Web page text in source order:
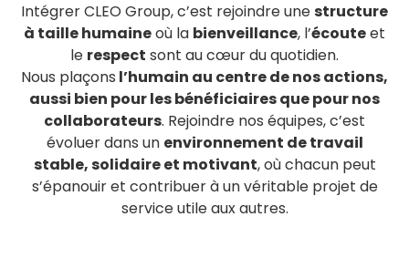
Intégrer CLEO Group, c’est rejoindre unestructure
à taille humaineoù la bienveillance, l’écouteet
le respect sont au cœur du quotidien.
Nous plaçons l’humain au centre de nos actions,
aussi bien pour les bénéficiaires que pour nos
collaborateurs. Rejoindre nos équipes, c’est
évoluer dans un environnement de travail
stable, solidaire et motivant, où chacun peut
s’épanouir et contribuer à un véritable projet de
service utile aux autres.